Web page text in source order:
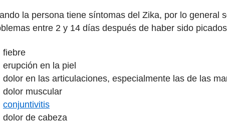
la persona tiene síntomas del Zika, por lo general
entre 2 y 14 días después de haber sido
fiebre
erupción en la piel
dolor en las articulaciones, especialmente las de las
dolor muscular
conjuntivitis
dolor de cabeza